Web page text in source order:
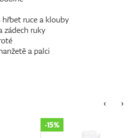
ruce a klouby
zádech ruky
a palci
‹ ›
-15%